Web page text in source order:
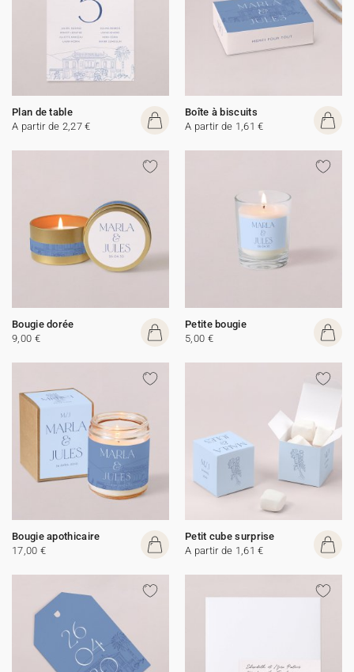
Plan de table
A partir de 2,27 €
Boîte à biscuits
A partir de 1,61 €
Bougie dorée
9,00 €
Petite bougie
5,00 €
Bougie apothicaire
17,00 €
Petit cube surprise
A partir de 1,61 €